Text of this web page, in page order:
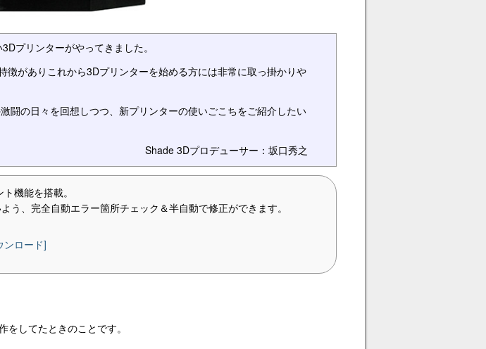
プリンターがやってきました。
徴がありこれから3Dプリンターを始める方には非常に取っ掛かりや
闘の日々を回想しつつ、新プリンターの使いごこちをご紹介したい
Shade 3Dプロデューサー：坂口秀之
機能を搭載。
う、完全自動エラー箇所チェック＆半自動で修正ができます。
ンロード]
をしてたときのことです。